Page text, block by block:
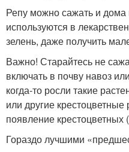
Репу можно сажать и
используются в
зелень, даже получить
Важно! Старайтесь не
включать в почву навоз
когда-то росли такие
или другие
появление
Гораздо лучшими